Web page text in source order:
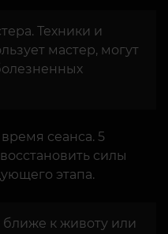
Техники и
мастер, могут
сеанса. 5
силы
этапа.
ближе к животу или